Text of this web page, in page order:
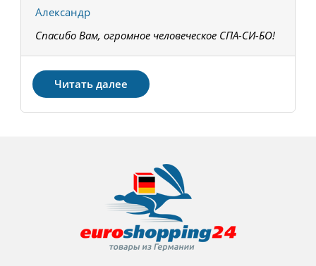
Александр
Спасибо Вам, огромное человеческое СПА-СИ-БО!
Читать далее